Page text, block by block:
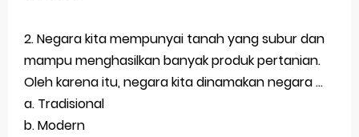
Soal dan Kunci Jawaban PAT PJOK Kelas 1
Soal dan Kunci Jawaban PAT Bahasa Indonesia
2. Negara kita mempunyai tanah yang subur dan
mampu menghasilkan banyak produk pertanian.
Oleh karena itu, negara kita dinamakan negara ...
a. Tradisional
b. Modern